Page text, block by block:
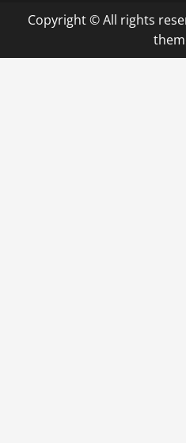
Copyright © All rights